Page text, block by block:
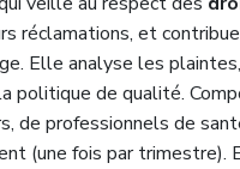
réclamations, et
Elle analyse les
politique de qualité.
de professionnels de
(une fois par trimestre).